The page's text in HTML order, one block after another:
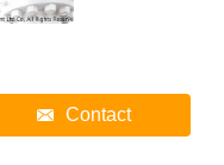
Contact